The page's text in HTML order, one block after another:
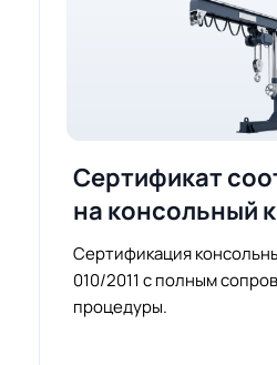
Сертификат
на консольный
Сертификация
010/2011 с полным
процедуры.